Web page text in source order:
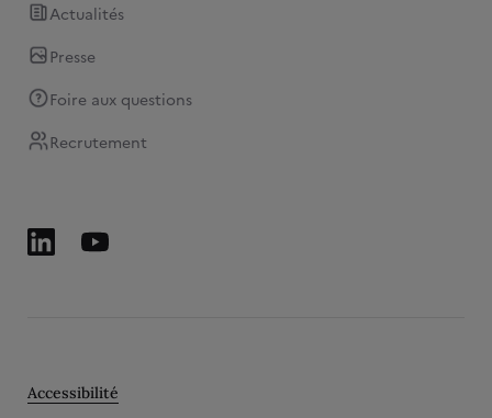
Actualités
Presse
Foire aux questions
Recrutement
Accessibilité